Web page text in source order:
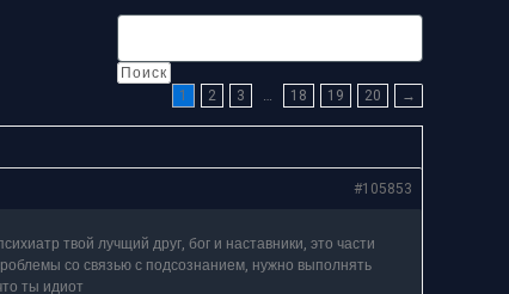
1 2 3 … 18 19 20 →
#105853
твой лучщий друг, бог и наставники, это части
со связью с подсознанием, нужно выполнять
ты идиот